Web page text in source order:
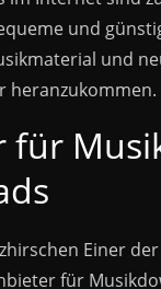
und
und
heranzukommen.
für
Einer
für